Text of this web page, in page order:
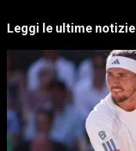
Leggi le ultime notizie